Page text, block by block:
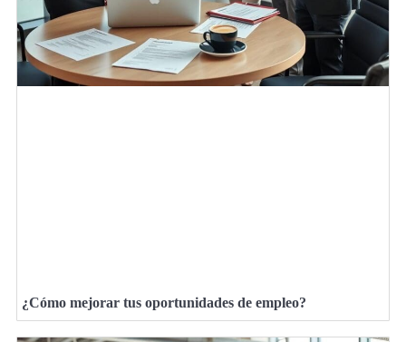
¿Cómo mejorar tus oportunidades de empleo?